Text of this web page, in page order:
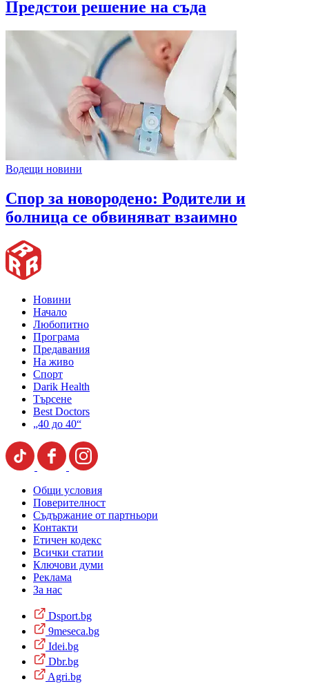
Предстои решение на съда
Водещи новини
Спор за новородено: Родители и
болница се обвиняват взаимно
Новини
Начало
Любопитно
Програма
Предавания
На живо
Спорт
Darik Health
Търсене
Best Doctors
„40 до 40“
Общи условия
Поверителност
Съдържание от партньори
Контакти
Етичен кодекс
Всички статии
Ключови думи
Реклама
За нас
Dsport.bg
9meseca.bg
Idei.bg
Dbr.bg
Agri.bg